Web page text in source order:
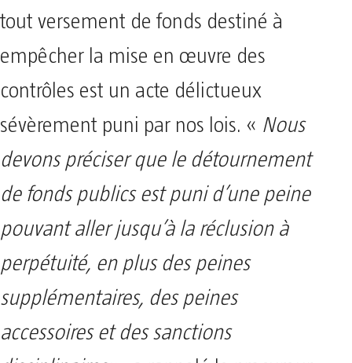
tout versement de fonds destiné à
empêcher la mise en œuvre des
contrôles est un acte délictueux
sévèrement puni par nos lois. « Nous
devons préciser que le détournement
de fonds publics est puni d’une peine
pouvant aller jusqu’à la réclusion à
perpétuité, en plus des peines
supplémentaires, des peines
accessoires et des sanctions